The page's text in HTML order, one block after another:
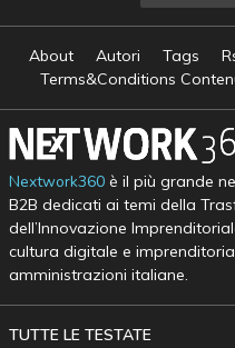
About Autori Tags
Terms&Conditions
Nextwork360è il più grande
B2B dedicati ai temi della
dell’Innovazione
cultura digitale e
amministrazioni italiane.
TUTTE LE TESTATE